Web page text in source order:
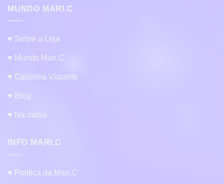
MUNDO MARI.C
♥ Sobre a Loja
♥ Mundo Mari.C
♥ Caixinha Viajante
♥ Blog
♥ Na mídia
INFO MARI.C
♥ Política da Mari.C